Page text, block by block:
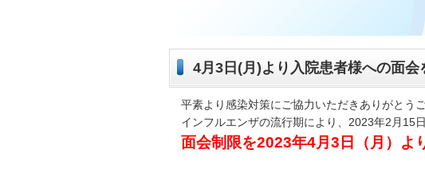
4月3日(月)より入院患者様への面
平素より感染対策にご協力いただきありがとうご
インフルエンザの流行期により、2023年2月15
面会制限を2023年4月3日（月）よ